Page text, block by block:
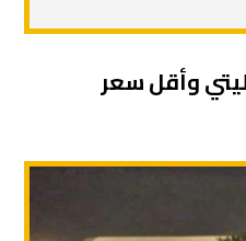
وأقل سعر